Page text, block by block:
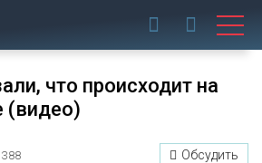
что происходит на
(видео)
388 Обсудить